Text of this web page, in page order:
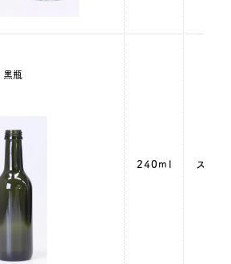
黒瓶
240ml スクリ